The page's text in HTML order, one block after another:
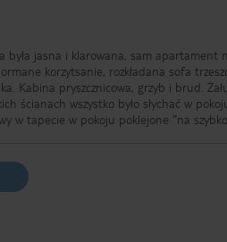
była jasna i klarowana, sam apartament
korzytsanie, rozkładana sofa
Kabina pryszcznicowa, grzyb i brud.
ścianach wszystko było słychać w
w tapecie w pokoju poklejone "na